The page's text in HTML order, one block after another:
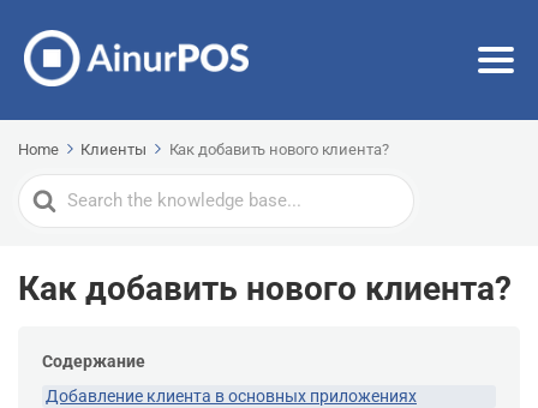
Home Клиенты Как добавить нового клиента?
Search
For
Как добавить нового клиента?
Содержание
Добавление клиента в основных приложениях